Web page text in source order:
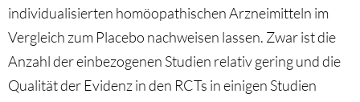
individualisierten homöopathischen Arzneimitteln im
Vergleich zum Placebo nachweisen lassen. Zwar ist die
Anzahl der einbezogenen Studien relativ gering und die
Qualität der Evidenz in den RCTs in einigen Studien